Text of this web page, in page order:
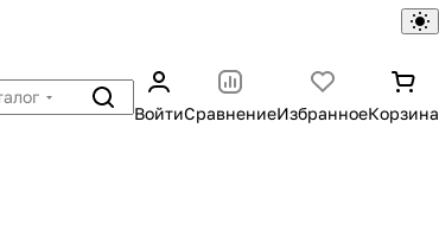
ВойтиСравнениеИзбранноеКорзина